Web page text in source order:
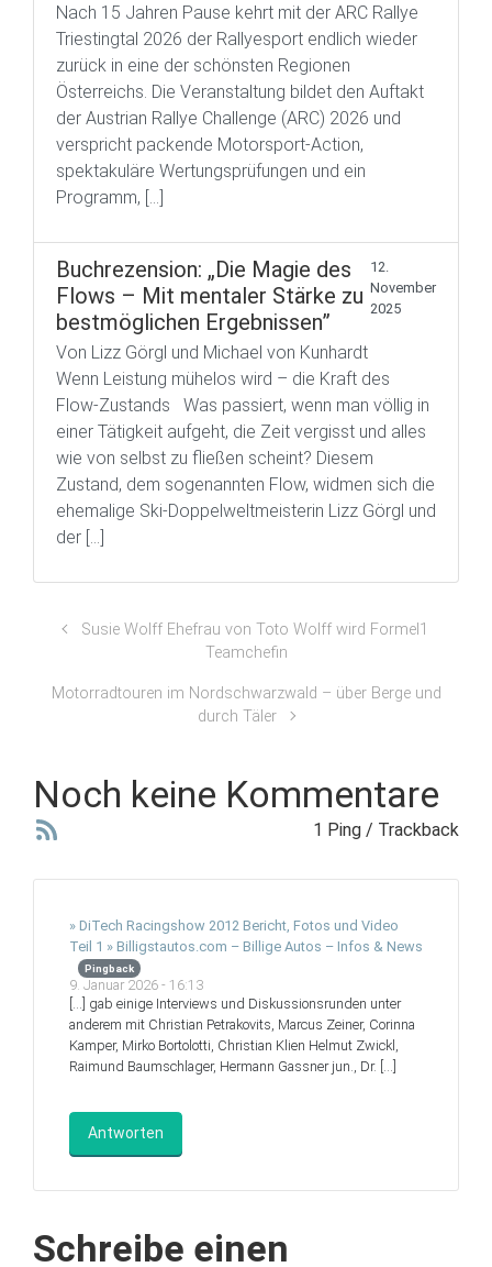
Nach 15 Jahren Pause kehrt mit der ARC Rallye
Triestingtal 2026 der Rallyesport endlich wieder
zurück in eine der schönsten Regionen
Österreichs. Die Veranstaltung bildet den Auftakt
der Austrian Rallye Challenge (ARC) 2026 und
verspricht packende Motorsport-Action,
spektakuläre Wertungsprüfungen und ein
Programm, […]
Buchrezension: „Die Magie des
Flows – Mit mentaler Stärke zu
bestmöglichen Ergebnissen”
12.
November
2025
Von Lizz Görgl und Michael von Kunhardt
Wenn Leistung mühelos wird – die Kraft des
Flow-Zustands Was passiert, wenn man völlig in
einer Tätigkeit aufgeht, die Zeit vergisst und alles
wie von selbst zu fließen scheint? Diesem
Zustand, dem sogenannten Flow, widmen sich die
ehemalige Ski-Doppelweltmeisterin Lizz Görgl und
der […]
Susie Wolff Ehefrau von Toto Wolff wird Formel1
Teamchefin
Motorradtouren im Nordschwarzwald – über Berge und
durch Täler
Noch keine Kommentare
1 Ping / Trackback
» DiTech Racingshow 2012 Bericht, Fotos und Video
Teil 1 » Billigstautos.com – Billige Autos – Infos & News
Pingback
9. Januar 2026 - 16:13
[…] gab einige Interviews und Diskussionsrunden unter
anderem mit Christian Petrakovits, Marcus Zeiner, Corinna
Kamper, Mirko Bortolotti, Christian Klien Helmut Zwickl,
Raimund Baumschlager, Hermann Gassner jun., Dr. […]
Antworten
Schreibe einen